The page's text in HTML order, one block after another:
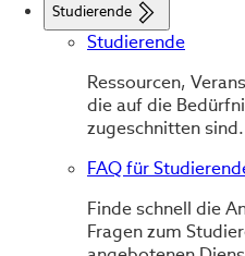
Studierende
Studierende
Ressourcen,
die auf die
zugeschnitten sind.
FAQ für
Finde schnell die
Fragen zum